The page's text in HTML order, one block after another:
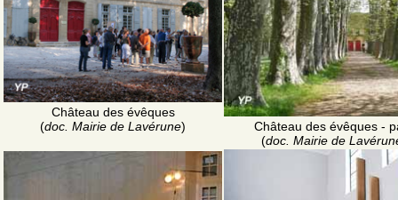
Château des évêques
(doc. Mairie de Lavérune)
Château des évêques -
(doc. Mairie de